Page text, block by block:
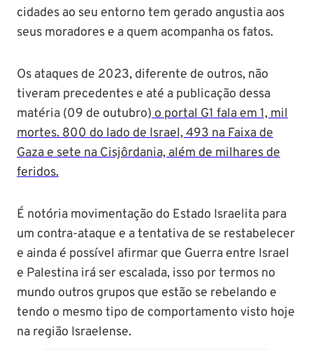
cidades ao seu entorno tem gerado angustia aos
seus moradores e a quem acompanha os fatos.
Os ataques de 2023, diferente de outros, não
tiveram precedentes e até a publicação dessa
matéria (09 de outubro)o portal G1 fala em 1, mil
mortes. 800 do lado de Israel, 493 na Faixa de
Gaza e sete na Cisjôrdania, além de milhares de
feridos.
É notória movimentação do Estado Israelita para
um contra-ataque e a tentativa de se restabelecer
e ainda é possível afirmar que Guerra entre Israel
e Palestina irá ser escalada, isso por termos no
mundo outros grupos que estão se rebelando e
tendo o mesmo tipo de comportamento visto hoje
na região Israelense.